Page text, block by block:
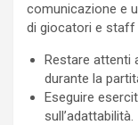
comunicazione e
di giocatori e staff
Restare attenti
durante la
Eseguire
sull’adattabilità.